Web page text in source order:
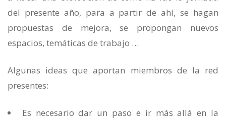
del presente año, para a partir de ahí, se hagan
propuestas de mejora, se propongan nuevos
espacios, temáticas de trabajo …
Algunas ideas que aportan miembros de la red
presentes:
Es necesario dar un paso e ir más allá en la